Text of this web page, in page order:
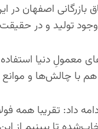
اصفهان در
تولید و در حقیقت
معمولِ دنیا
با چالش‌ها و
داد: تقریبا همه